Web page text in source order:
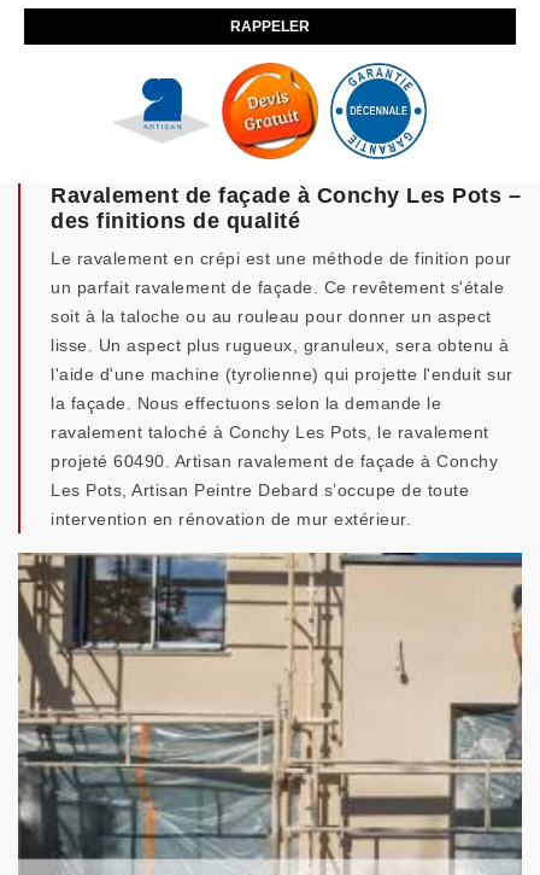
Ravalement de façade à Conchy Les Pots –
des finitions de qualité
Le ravalement en crépi est une méthode de finition pour
un parfait ravalement de façade. Ce revêtement s'étale
soit à la taloche ou au rouleau pour donner un aspect
lisse. Un aspect plus rugueux, granuleux, sera obtenu à
l'aide d'une machine (tyrolienne) qui projette l'enduit sur
la façade. Nous effectuons selon la demande le
ravalement taloché à Conchy Les Pots, le ravalement
projeté 60490. Artisan ravalement de façade à Conchy
Les Pots, Artisan Peintre Debard s’occupe de toute
intervention en rénovation de mur extérieur.